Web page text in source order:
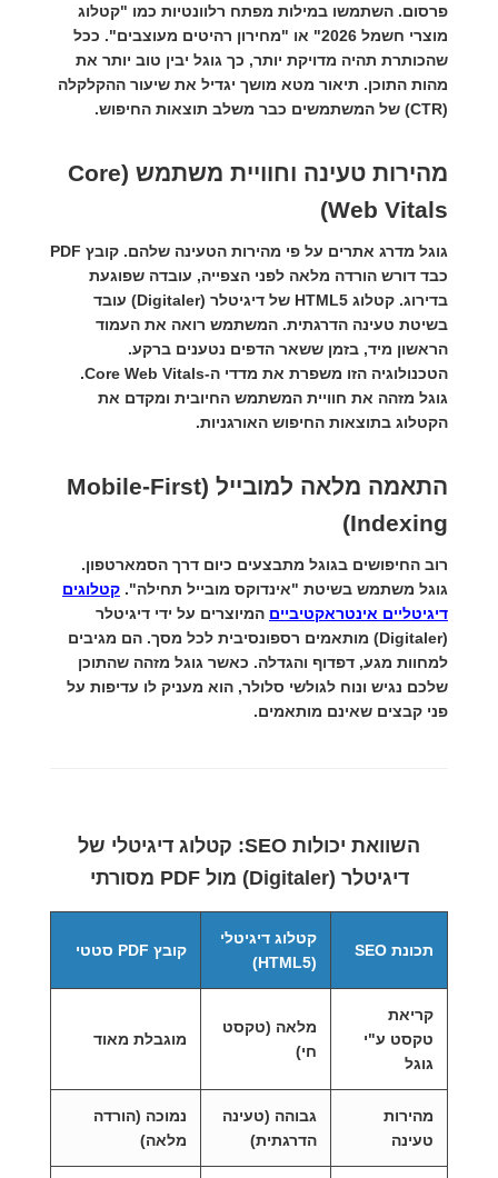
פרסום. השתמשו במילות מפתח רלוונטיות כמו "קטלוג
מוצרי חשמל 2026" או "מחירון רהיטים מעוצבים". ככל
שהכותרת תהיה מדויקת יותר, כך גוגל יבין טוב יותר את
מהות התוכן. תיאור מטא מושך יגדיל את שיעור ההקלקלה
(CTR) של המשתמשים כבר משלב תוצאות החיפוש.
מהירות טעינה וחוויית משתמש (Core
Web Vitals)
גוגל מדרג אתרים על פי מהירות הטעינה שלהם. קובץ PDF
כבד דורש הורדה מלאה לפני הצפייה, עובדה שפוגעת
בדירוג. קטלוג HTML5 של
דיגיטלר (Digitaler)
עובד
בשיטת טעינה הדרגתית. המשתמש רואה את העמוד
הראשון מיד, בזמן ששאר הדפים נטענים ברקע.
הטכנולוגיה הזו משפרת את מדדי ה-Core Web Vitals.
גוגל מזהה את חוויית המשתמש החיובית ומקדם את
הקטלוג בתוצאות החיפוש האורגניות.
התאמה מלאה למובייל (Mobile-First
Indexing)
רוב החיפושים בגוגל מתבצעים כיום דרך הסמארטפון.
גוגל משתמש בשיטת "אינדוקס מובייל תחילה". קטלוגים
דיגיטליים אינטראקטיביים המיוצרים על ידי דיגיטלר
(Digitaler)
מותאמים רספונסיבית לכל מסך. הם מגיבים
למחוות מגע, דפדוף והגדלה. כאשר גוגל מזהה שהתוכן
שלכם נגיש ונוח לגולשי סלולר, הוא מעניק לו עדיפות על
פני קבצים שאינם מותאמים.
השוואת יכולות SEO: קטלוג דיגיטלי של
דיגיטלר (Digitaler) מול PDF מסורתי
תכונת SEO
קטלוג דיגיטלי
(HTML5)
קובץ PDF סטטי
קריאת
טקסט ע"י
גוגל
מלאה (טקסט
חי)
מוגבלת מאוד
מהירות
טעינה
גבוהה (טעינה
הדרגתית)
נמוכה (הורדה
מלאה)